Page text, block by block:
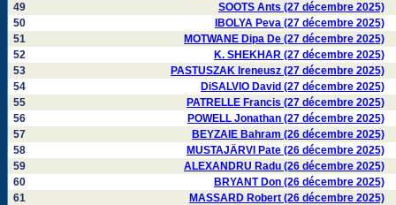
49
SOOTS Ants (27 décembre 2025)
50
IBOLYA Peva (27 décembre 2025)
51
MOTWANE Dipa De (27 décembre 2025)
52
K. SHEKHAR (27 décembre 2025)
53
PASTUSZAK Ireneusz (27 décembre 2025)
54
DiSALVIO David (27 décembre 2025)
55
PATRELLE Francis (27 décembre 2025)
56
POWELL Jonathan (27 décembre 2025)
57
BEYZAIE Bahram (26 décembre 2025)
58
MUSTAJÄRVI Pate (26 décembre 2025)
59
ALEXANDRU Radu (26 décembre 2025)
60
BRYANT Don (26 décembre 2025)
61
MASSARD Robert (26 décembre 2025)